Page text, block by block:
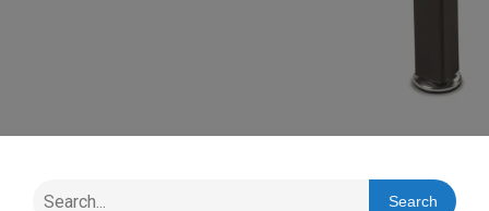
Search